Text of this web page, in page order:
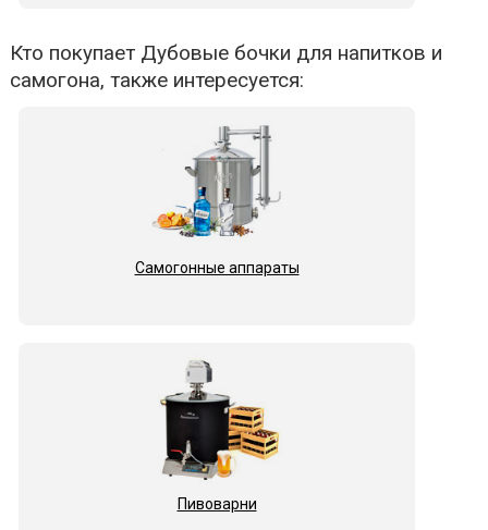
Кто покупает Дубовые бочки для напитков и
самогона, также интересуется:
Самогонные аппараты
Пивоварни